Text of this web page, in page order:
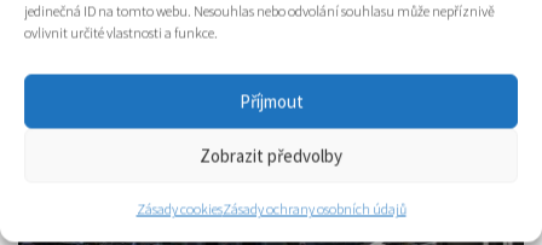
jedinečná ID na tomto webu. Nesouhlas nebo odvolání souhlasu může nepříznivě
ovlivnit určité vlastnosti a funkce.
Příjmout
Zobrazit předvolby
Zásady cookiesZásady ochrany osobních údajů